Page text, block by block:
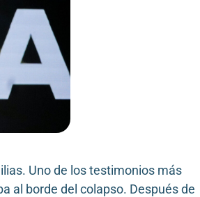
Uno de los testimonios más
al borde del colapso. Después de